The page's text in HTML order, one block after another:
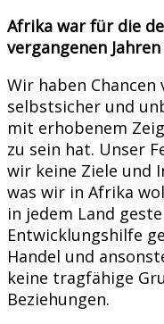
Afrika war für die
vergangenen
Wir haben
selbstsicher und
mit erhobenem
zu sein hat. Unser
wir keine Ziele und
was wir in Afrika
in jedem Land
Entwicklungshilfe
Handel und
keine tragfähige
Beziehungen.